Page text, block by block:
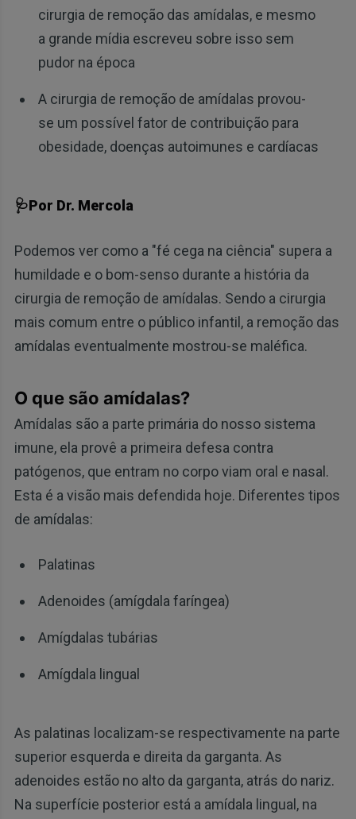
cirurgia de remoção das amídalas, e mesmo
a grande mídia escreveu sobre isso sem
pudor na época
A cirurgia de remoção de amídalas provou-
se um possível fator de contribuição para
obesidade, doenças autoimunes e cardíacas
🩺Por Dr. Mercola
Podemos ver como a "fé cega na ciência" supera a
humildade e o bom-senso durante a história da
cirurgia de remoção de amídalas. Sendo a cirurgia
mais comum entre o público infantil, a remoção das
amídalas eventualmente mostrou-se maléfica.
O que são amídalas?
Amídalas são a parte primária do nosso sistema
imune, ela provê a primeira defesa contra
patógenos, que entram no corpo viam oral e nasal.
Esta é a visão mais defendida hoje. Diferentes tipos
de amídalas:
Palatinas
Adenoides (amígdala faríngea)
Amígdalas tubárias
Amígdala lingual
As palatinas localizam-se respectivamente na parte
superior esquerda e direita da garganta. As
adenoides estão no alto da garganta, atrás do nariz.
Na superfície posterior está a amídala lingual, na